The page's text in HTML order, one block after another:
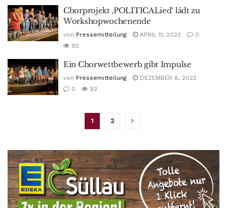
Chorprojekt ‚POLITICALied‘ lädt zu
Workshopwochenende
von Pressemitteilung APRIL 11, 2023
0
85
Ein Chorwettbewerb gibt Impulse
von Pressemitteilung
DEZEMBER 8, 2022
0
92
1 2